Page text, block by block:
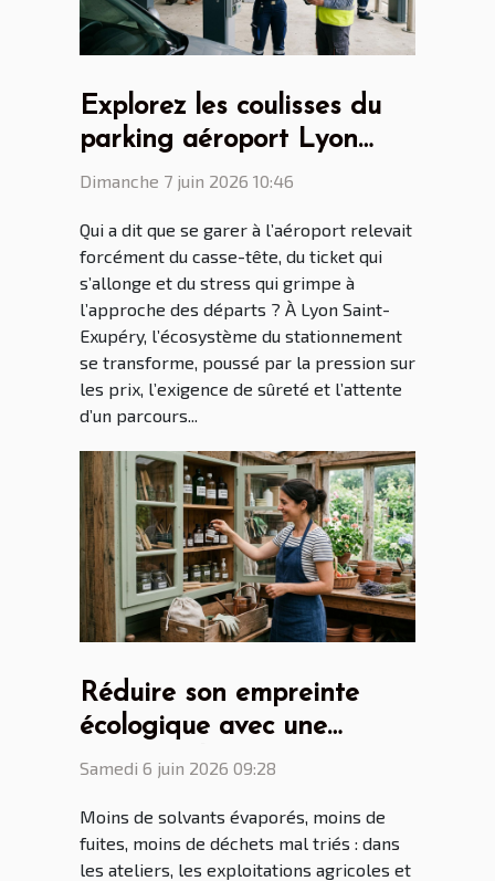
Explorez les coulisses du
parking aéroport Lyon
Saint Ex entre innovations
Dimanche 7 juin 2026 10:46
Qui a dit que se garer à l’aéroport relevait
forcément du casse-tête, du ticket qui
s’allonge et du stress qui grimpe à
l’approche des départs ? À Lyon Saint-
Exupéry, l’écosystème du stationnement
se transforme, poussé par la pression sur
les prix, l’exigence de sûreté et l’attente
d’un parcours...
Réduire son empreinte
écologique avec une
armoire phytosanitaire
Samedi 6 juin 2026 09:28
Moins de solvants évaporés, moins de
fuites, moins de déchets mal triés : dans
les ateliers, les exploitations agricoles et